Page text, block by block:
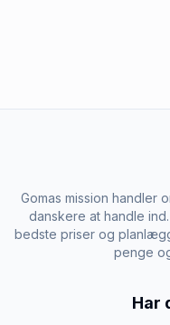
Gomas mission handler
danskere at handle
bedste priser og
penge
Har